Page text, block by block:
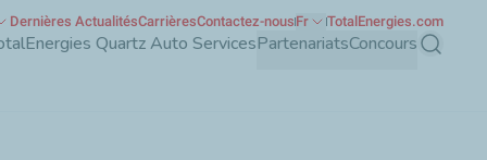
Quartz Auto ServicesPartenariatsConcours
Dernières ActualitésCarrièresContactez-nous Fr TotalEnergies.com